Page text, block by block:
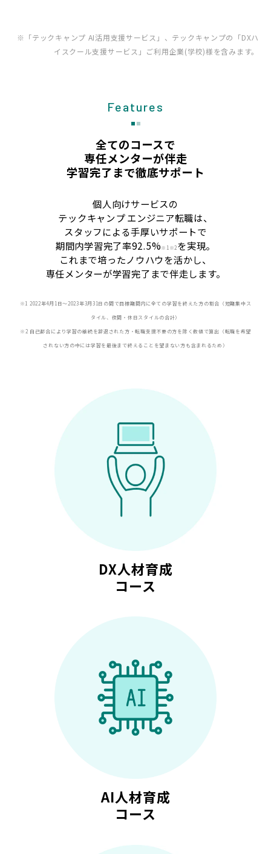
※「テックキャンプ AI活用支援サービス」、テックキャンプの「DXハ
イスクール支援サービス」ご利用企業(学校)様を含みます。
Features
全てのコースで
専任メンターが伴走
学習完了まで徹底サポート
個人向けサービスの
テックキャンプ エンジニア転職は、
スタッフによる手厚いサポートで
期間内学習完了率92.5%※ 1※2を実現。
これまで培ったノウハウを活かし、
専任メンターが学習完了まで伴走します。
※1 2022年4月1日〜2023年3月31日の間で目標期間内に全ての学習を終えた方の割合（短期集中ス
タイル、夜間・休日スタイルの合計）
※2 自己都合により学習の継続を辞退された方・転職支援不要の方を除く数値で算出（転職を希望
されない方の中には学習を最後まで終えることを望まない方も含まれるため）
DX人材育成
コース
AI人材育成
コース